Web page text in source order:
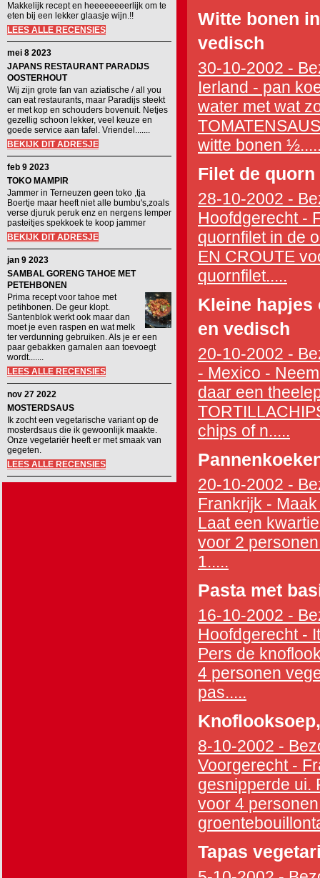
Makkelijk recept en heeeeeeeerlijk om te
eten bij een lekker glaasje wijn.!!
LEES ALLE RECENSIES
mei 8 2023
JAPANS RESTAURANT PARADIJS
OOSTERHOUT
Wij zijn grote fan van aziatische / all you
can eat restaurants, maar Paradijs steekt
er met kop en schouders bovenuit. Netjes
gezellig schoon lekker, veel keuze en
goede service aan tafel. Vriendel.......
BEKIJK DIT ADRESJE
feb 9 2023
TOKO MAMPIR
Jammer in Terneuzen geen toko ,tja
Boertje maar heeft niet alle bumbu's,zoals
verse djuruk peruk enz en nergens lemper
pasteitjes spekkoek te koop jammer
BEKIJK DIT ADRESJE
jan 9 2023
SAMBAL GORENG TAHOE MET
PETEHBONEN
Prima recept voor tahoe met
petihbonen. De geur klopt.
Santenblok werkt ook maar dan
moet je even raspen en wat melk
ter verdunning gebruiken. Als je er een
paar gebakken garnalen aan toevoegt
wordt.......
LEES ALLE RECENSIES
nov 27 2022
MOSTERDSAUS
Ik zocht een vegetarische variant op de
mosterdsaus die ik gewoonlijk maakte.
Onze vegetariër heeft er met smaak van
gegeten.
LEES ALLE RECENSIES
Witte bonen
vedisch
30-10-2002 -
Ierland - pan
water met wat
witte bonen
Filet de
28-10-2002 -
Hoofdgerecht -
quornfilet in de
EN CROUTE
quornfilet.....
Kleine
en vedisch
20-10-2002 -
- Mexico -
daar een
chips of n.....
20-10-2002 -
Frankrijk -
Laat een
voor 2
1.....
Pasta met
16-10-2002 -
Hoofdgerecht -
Pers de
4 personen
pas.....
8-10-2002 -
Voorgerecht -
gesnipperde ui.
voor 4
Tapas